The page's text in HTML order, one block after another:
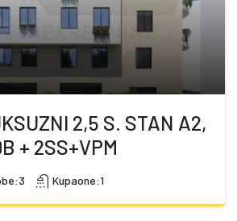
2,5 S. STAN A2,
+ 2SS+VPM
3 Kupaone:1